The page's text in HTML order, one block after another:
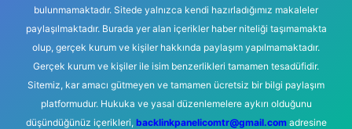
bulunmamaktadır. Sitede yalnızca kendi hazırladığımız makaleler
paylaşılmaktadır. Burada yer alan içerikler haber niteliği taşımamakta
olup, gerçek kurum ve kişiler hakkında paylaşım yapılmamaktadır.
Gerçek kurum ve kişiler ile isim benzerlikleri tamamen tesadüfidir.
Sitemiz, kar amacı gütmeyen ve tamamen ücretsiz bir bilgi paylaşım
platformudur. Hukuka ve yasal düzenlemelere aykırı olduğunu
düşündüğünüz içerikleri, backlinkpanelicomtr@gmail.comadresine